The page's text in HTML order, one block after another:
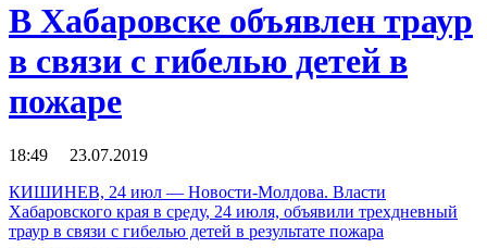
В Хабаровске объявлен траур
в связи с гибелью детей в
пожаре
18:49 23.07.2019
КИШИНЕВ, 24 июл — Новости-Молдова. Власти
Хабаровского края в среду, 24 июля, объявили трехдневный
траур в связи с гибелью детей в результате пожара